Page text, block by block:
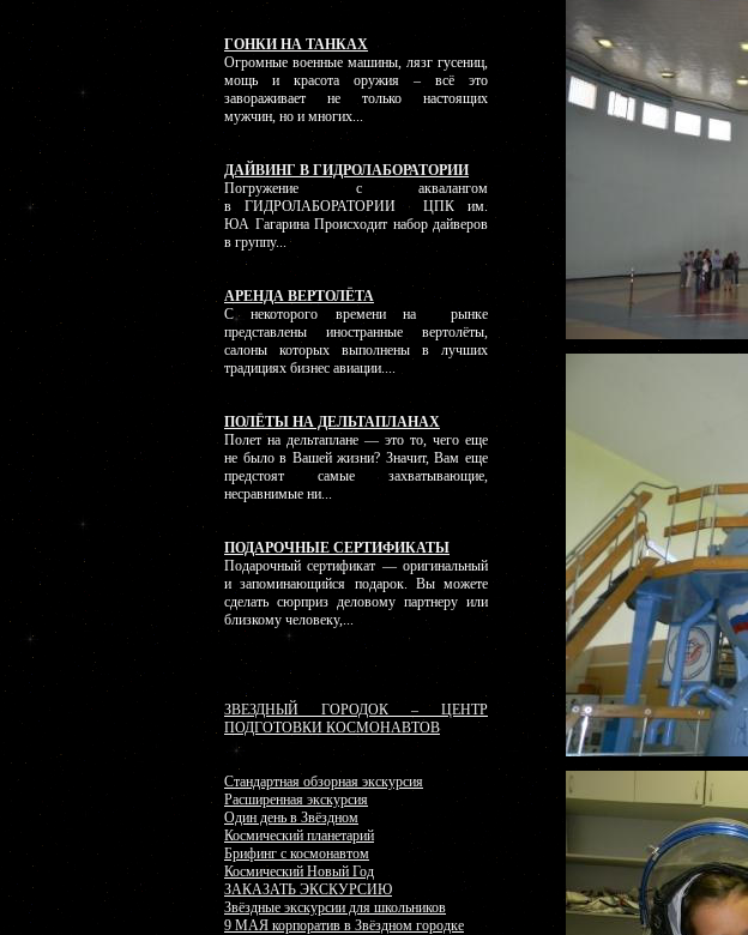
ГОНКИ НА ТАНКАХ
Огромные военные машины, лязг гусениц,
мощь и красота оружия – всё это
завораживает не только настоящих
мужчин, но и многих...
ДАЙВИНГ В ГИДРОЛАБОРАТОРИИ
Погружение с аквалангом
в ГИДРОЛАБОРАТОРИИ ЦПК им.
ЮА Гагарина Происходит набор дайверов
в группу...
АРЕНДА ВЕРТОЛЁТА
С некоторого времени на рынке
представлены иностранные вертолёты,
салоны которых выполнены в лучших
традициях бизнес авиации....
ПОЛЁТЫ НА ДЕЛЬТАПЛАНАХ
Полет на дельтаплане — это то, чего еще
не было в Вашей жизни? Значит, Вам еще
предстоят самые захватывающие,
несравнимые ни...
ПОДАРОЧНЫЕ СЕРТИФИКАТЫ
Подарочный сертификат — оригинальный
и запоминающийся подарок. Вы можете
сделать сюрприз деловому партнеру или
близкому человеку,...
ЗВЕЗДНЫЙ ГОРОДОК – ЦЕНТР
ПОДГОТОВКИ КОСМОНАВТОВ
Стандартная обзорная экскурсия
Расширенная экскурсия
Один день в Звёздном
Космический планетарий
Брифинг с космонавтом
Космический Новый Год
ЗАКАЗАТЬ ЭКСКУРСИЮ
Звёздные экскурсии для школьников
9 МАЯ корпоратив в Звёздном городке